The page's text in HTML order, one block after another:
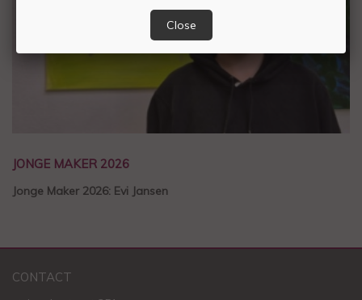
JONGE MAKER 2026
Jonge Maker 2026: Evi Jansen
CONTACT
Close